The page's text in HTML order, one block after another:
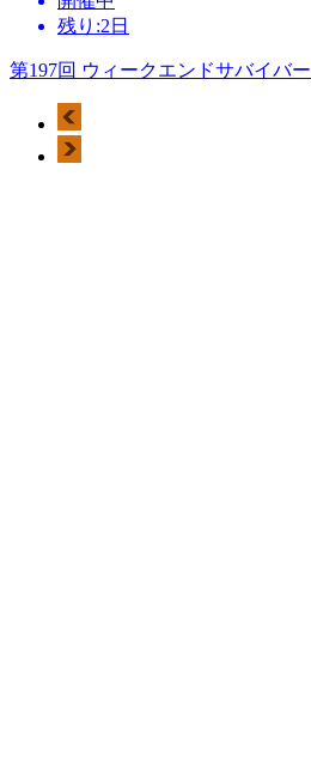
残り:2日
第197回 ウィークエンドサバイバー